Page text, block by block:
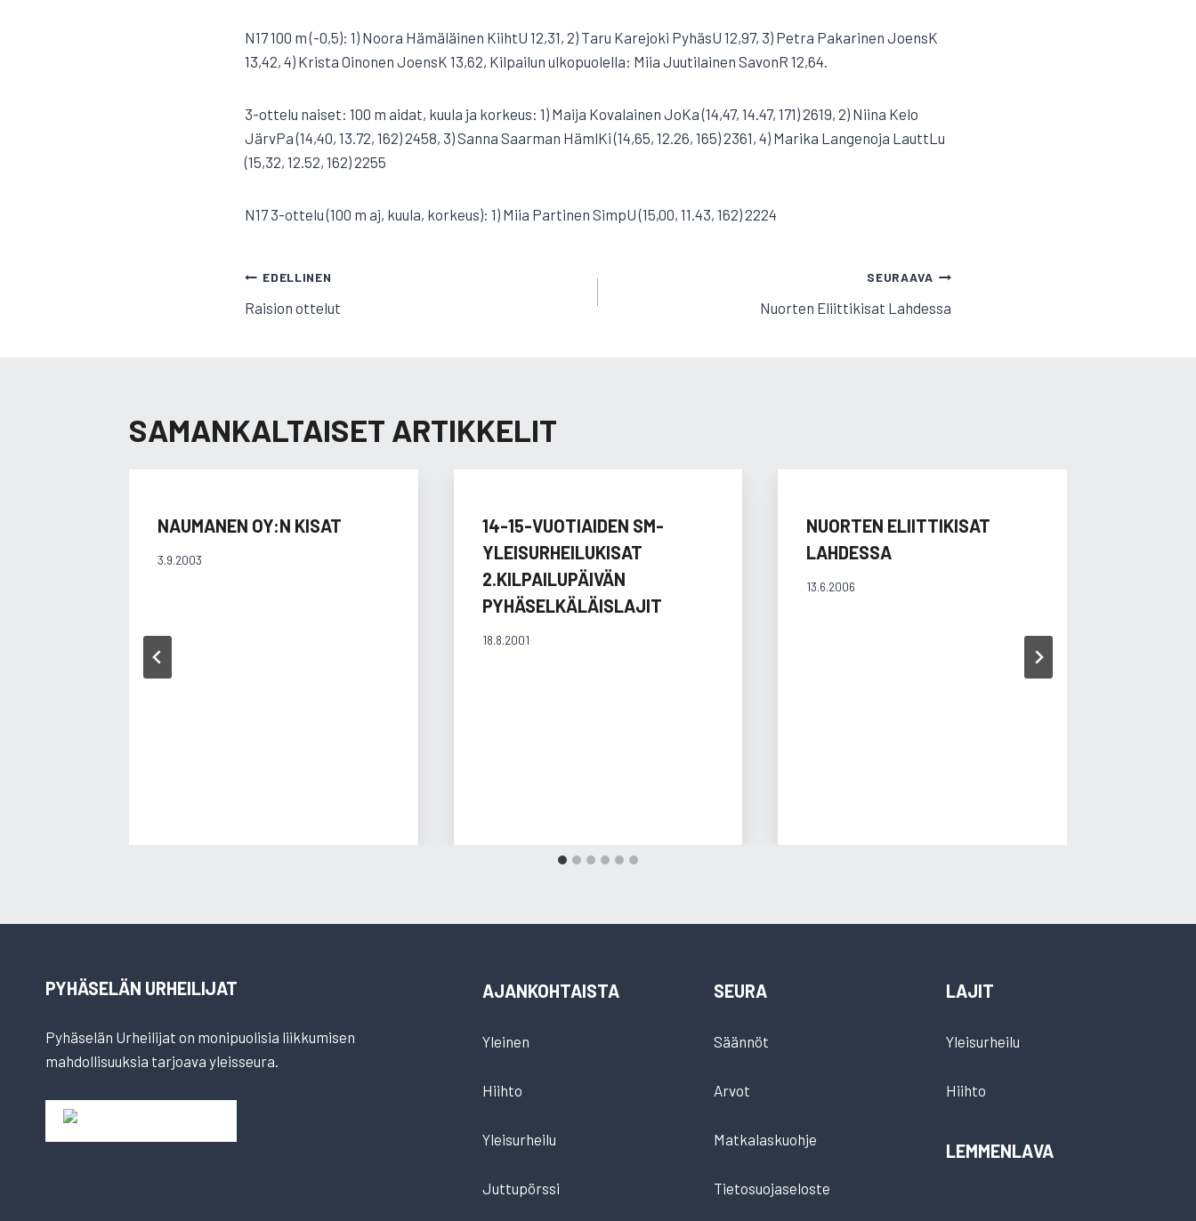
N17 100 m (-0,5): 1) Noora Hämäläinen KiihtU 12,31, 2) Taru Karejoki PyhäsU 12,97, 3) Petra Pakarinen JoensK
13,42, 4) Krista Oinonen JoensK 13,62, Kilpailun ulkopuolella: Miia Juutilainen SavonR 12,64.
3-ottelu naiset: 100 m aidat, kuula ja korkeus: 1) Maija Kovalainen JoKa (14,47, 14.47, 171) 2619, 2) Niina Kelo
JärvPa (14,40, 13.72, 162) 2458, 3) Sanna Saarman HämlKi (14,65, 12.26, 165) 2361, 4) Marika Langenoja LauttLu
(15,32, 12.52, 162) 2255
N17 3-ottelu (100 m aj, kuula, korkeus): 1) Miia Partinen SimpU (15,00, 11.43, 162) 2224
ARTIKKELIEN
SELAUS
EDELLINEN
Raision ottelut
SEURAAVA
Nuorten Eliittikisat Lahdessa
SAMANKALTAISET ARTIKKELIT
NAUMANEN OY:N KISAT
3.9.2003
14-15-VUOTIAIDEN SM-
YLEISURHEILUKISAT
2.KILPAILUPÄIVÄN
PYHÄSELKÄLÄISLAJIT
18.8.2001
NUORTEN ELIITTIKISAT
LAHDESSA
13.6.2006
PYHÄSELÄN URHEILIJAT
Pyhäselän Urheilijat on monipuolisia liikkumisen
mahdollisuuksia tarjoava yleisseura.
AJANKOHTAISTA
Yleinen
Hiihto
Yleisurheilu
Juttupörssi
SEURA
Säännöt
Arvot
Matkalaskuohje
Tietosuojaseloste
LAJIT
Yleisurheilu
Hiihto
LEMMENLAVA